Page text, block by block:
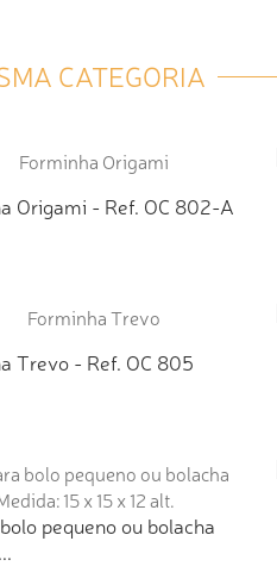
CATEGORIA
Origami - Ref. OC 802-A
Trevo - Ref. OC 805
pequeno ou bolacha